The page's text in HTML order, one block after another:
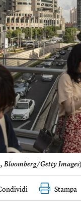
Bloomberg/Getty Images
Stampa